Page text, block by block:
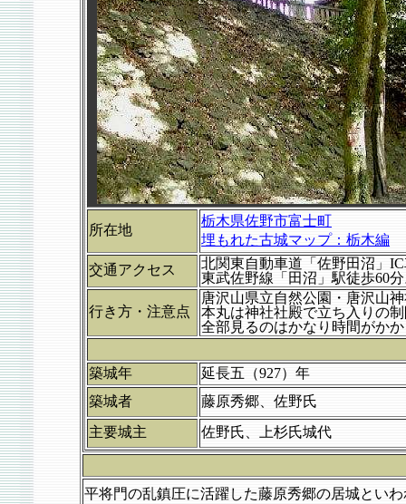
所在地
栃木県佐野市富士町
埋もれた古城マップ：栃木編
交通アクセス
北関東自動車道「佐野田沼」
東武佐野線「田沼」駅徒歩60
行き方・注意点
唐沢山県立自然公園・唐沢山
本丸は神社社殿で立ち入りの
全部見るのはかなり時間がか
築城年
延長五（927）年
築城者
藤原秀郷、佐野氏
主要城主
佐野氏、上杉氏城代
平将門の乱鎮圧に活躍した藤原秀郷の居城とい